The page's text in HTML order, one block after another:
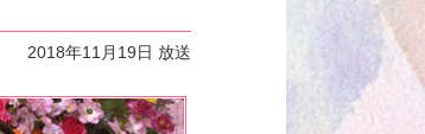
2018年11月19日 放送